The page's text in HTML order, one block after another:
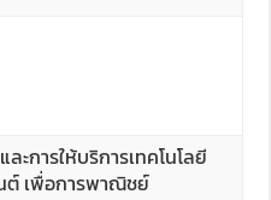
ะการให้บริการเทคโนโลยี
ต์ เพื่อการพาณิชย์